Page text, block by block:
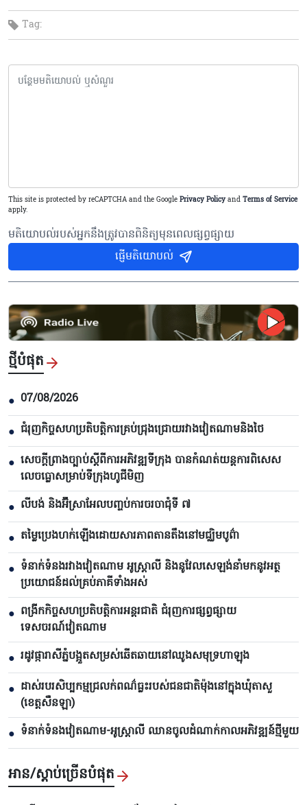
Tag:
This site is protected by reCAPTCHA and the Google Privacy Policy and Terms of Service
apply.
មតិយោបល់របស់អ្នកនឹងត្រូវបានពិនិត្យមុនពេលផ្សព្វផ្សាយ
ផ្ញើមតិយោបល់
ថ្មីបំផុត
● 07/08/2026
● ជំរុញកិច្ចសហប្រតិបត្តិការគ្រប់ជ្រុងជ្រោយរវាងវៀតណាមនិងថៃ
● សេចក្តីព្រាងច្បាប់ស្តីពីការអភិវឌ្ឍទីក្រុង បាន​កំណត់យន្តការពិសេស
លេចធ្លោសម្រាប់ទីក្រុងហូជីមិញ
● លីបង់ និងអ៊ីស្រាអែលបញ្ចប់ការចរចាជុំទី ៧​
● តម្លៃប្រេងហក់ឡើងដោយសារភាពតានតឹងនៅមជ្ឈិមបូព៌ា
● ទំនាក់ទំនងរវាងវៀតណាម អូស្ត្រាលី និងនូវែលសេឡង់នាំមកនូវអត្ថ
ប្រយោជន៍ដល់គ្រប់ភាគីទាំងអស់
● ពង្រីកកិច្ចសហប្រតិបត្តិការអន្តរជាតិ ជំរុញការផ្សព្វផ្សាយ
ទេសចរណ៍វៀតណាម
● រដូវផ្ការាសីភ្នំបង្អួតសម្រស់ឆើតឆាយនៅឈូងសមុទ្រហាឡុង
● ដាស់របរសិប្បកម្មជ្រលក់ពណ៌ធ្លះរបស់ជនជាតិម៉ុងនៅក្នុងឃុំតាសួ
(ខេត្តសឺនឡា)
● ទំនាក់ទំនងវៀតណាម-អូស្ត្រាលី ឈាន​ចូលដំណាក់កាលអភិវឌ្ឍន៍ថ្មីមួយ
អាន/ស្តាប់ច្រើនបំផុត